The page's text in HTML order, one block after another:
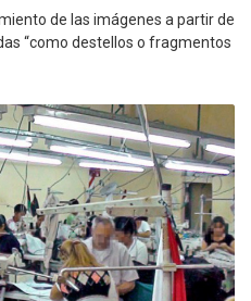
de las imágenes a partir de
“como destellos o fragmentos